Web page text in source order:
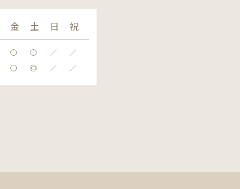
金 土 日
祝
〇 〇 ／ ／
〇 ◎ ／ ／